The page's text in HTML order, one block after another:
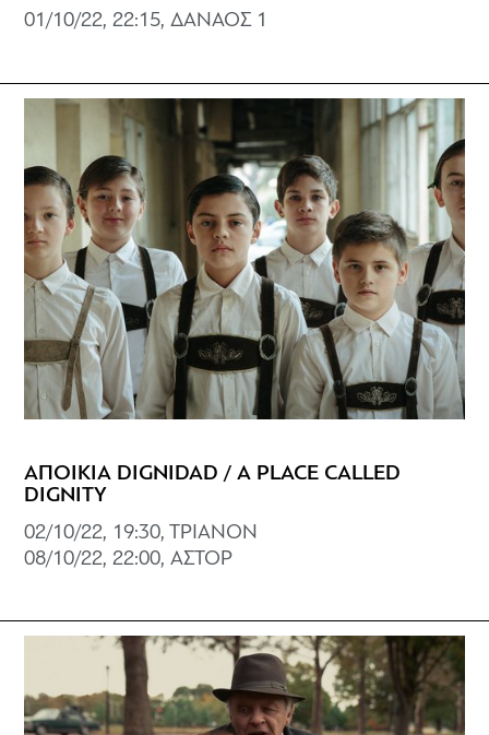
01/10/22, 22:15, ΔΑΝΑΟΣ 1
ΑΠΟΙΚΙΑ DIGNIDAD / A PLACE CALLED
DIGNITY
02/10/22, 19:30, TΡΙΑΝΟΝ
08/10/22, 22:00, ΑΣΤΟΡ